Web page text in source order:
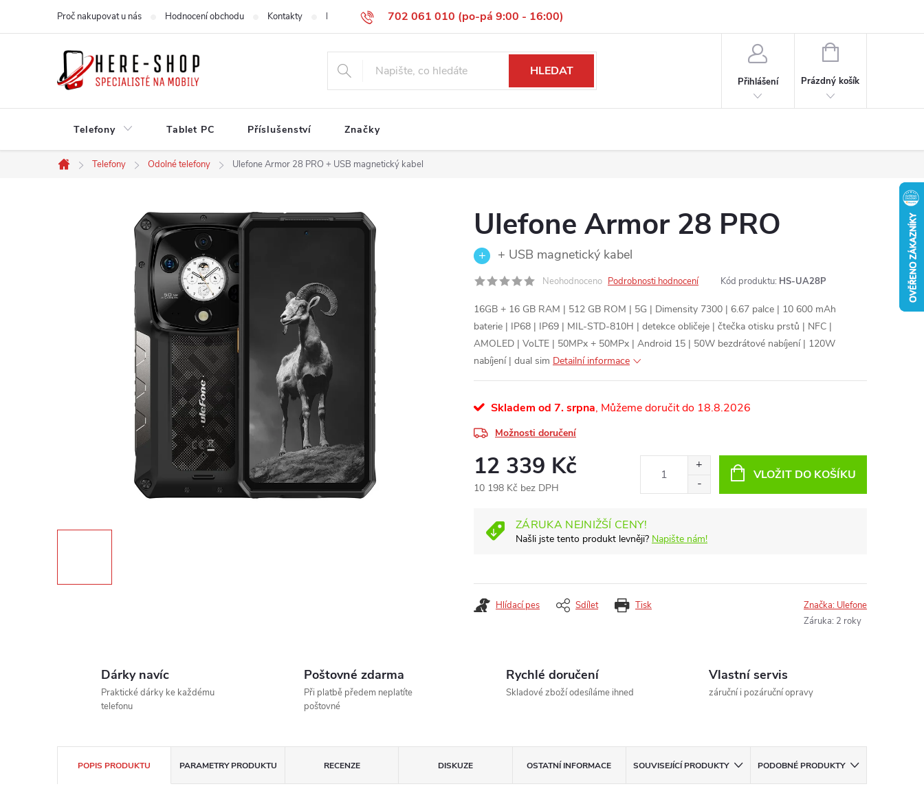
702 061 010 (po-pá 9:00 - 16:00)
Proč nakupovat u nás Hodnocení obchodu Kontakty Reklamace Vrácení zboží Obchodní podmínky
HLEDAT
Přihlášení
NÁKUPNÍ
Prázdný košík
Telefony Tablet PC Příslušenství Značky
Domů
Telefony Odolné telefony Ulefone Armor 28 PRO + USB magnetický kabel
Ulefone Armor 28 PRO
+ USB magnetický kabel
Neohodnoceno Podrobnosti hodnocení Kód produktu: HS-UA28P
16GB + 16 GB RAM | 512 GB ROM | 5G | Dimensity 7300 | 6.67 palce | 10 600 mAh
baterie | IP68 | IP69 | MIL-STD-810H | detekce obličeje | čtečka otisku prstů | NFC |
AMOLED | VoLTE | 50MPx + 50MPx | Android 15 | 50W bezdrátové nabíjení | 120W
nabíjení | dual sim Detailní informace
Skladem od 7. srpna 18.8.2026
Možnosti doručení
12 339 Kč
10 198 Kč bez DPH
VLOŽIT DO KOŠÍKU
ZÁRUKA NEJNIŽŠÍ CENY!
Našli jste tento produkt levněji? Napište nám!
Tisk
Hlídací pes Sdílet Značka: Ulefone
Záruka: 2 roky
Dárky navíc
Praktické dárky ke každému
telefonu
Poštovné zdarma
Při platbě předem neplatíte
poštovné
Rychlé doručení
Skladové zboží odesíláme ihned
Vlastní servis
záruční i pozáruční opravy
POPIS PRODUKTU PARAMETRY PRODUKTU RECENZE DISKUZE OSTATNÍ INFORMACE SOUVISEJÍCÍ PRODUKTY PODOBNÉ PRODUKTY